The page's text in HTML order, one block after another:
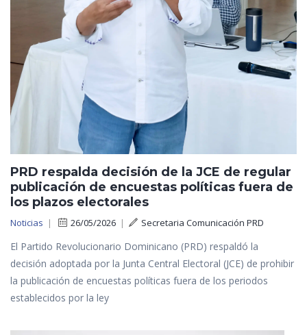
PRD respalda decisión de la JCE de regular
publicación de encuestas políticas fuera de
los plazos electorales
Noticias | 26/05/2026 | Secretaria Comunicación PRD
El Partido Revolucionario Dominicano (PRD) respaldó la
decisión adoptada por la Junta Central Electoral (JCE) de prohibir
la publicación de encuestas políticas fuera de los periodos
establecidos por la ley